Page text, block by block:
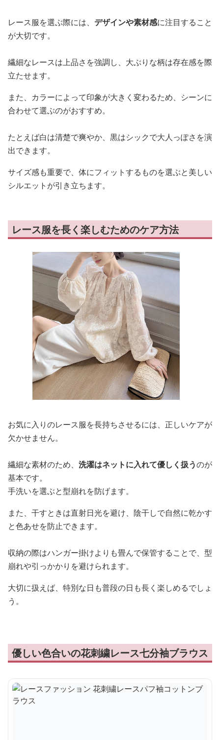
レース服を選ぶ際には、 デザインや素材感に注目すること
が大切です。
繊細なレースは上品さを強調し、大ぶりな柄は存在感を際
立たせます。
また、カラーによって印象が大きく変わるため、シーンに
合わせて選ぶのがおすすめ。
たとえば白は清楚で爽やか、黒はシックで大人っぽさを演
出できます。
サイズ感も重要で、体にフィットするものを選ぶと美しい
シルエットが引き立ちます。
レース服を長く楽しむためのケア方法
お気に入りのレース服を長持ちさせるには、正しいケアが
欠かせません。
繊細な素材のため、 洗濯はネットに入れて優しく扱うのが
基本です。
手洗いを選ぶと型崩れを防げます。
また、干すときは直射日光を避け、陰干しで自然に乾かす
と色あせを防止できます。
収納の際はハンガー掛けよりも畳んで保管することで、型
崩れや引っかかりを避けられます。
大切に扱えば、特別な日も普段の日も長く楽しめるでしょ
う。
優しい色合いの花刺繍レース七分袖ブラウス